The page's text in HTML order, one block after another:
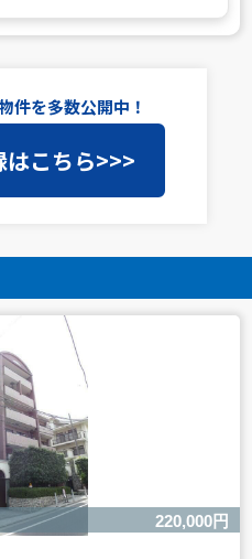
目的の範囲に限って個人情報
ます。この場合、個人情報保
、個人情報の適正管理・機密
、適切な管理を実施させま
身の個人情報の開示等（利
正・追加・削除、利用の停
供の停止）に関して、下記の
とができます。その際、当
ていただいたうえで、合理的
問合せ窓口
00 ※弊社公休日を除く
件を多数公開中！
こちら>>>
220,000円